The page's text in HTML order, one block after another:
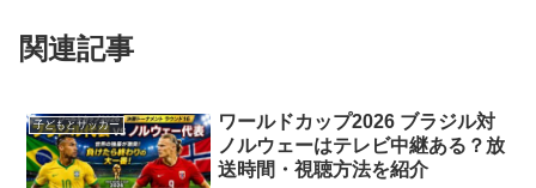
関連記事
子どもとサッカー
ワールドカップ2026 ブラジル対
ノルウェーはテレビ中継ある？放
送時間・視聴方法を紹介